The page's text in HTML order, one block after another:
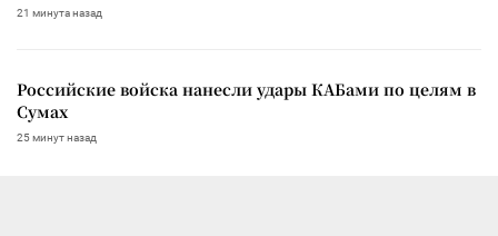
21 минута назад
Российские войска нанесли удары КАБами по целям в
Сумах
25 минут назад